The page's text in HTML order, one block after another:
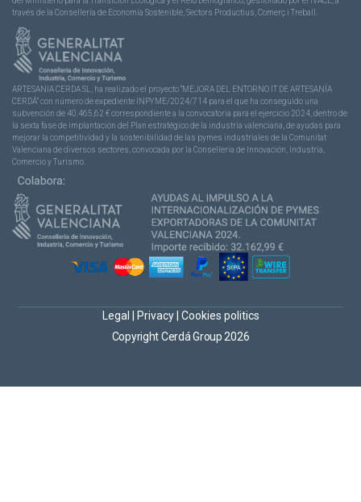
través de la Consellería de Economía Sostenible, Sectors Productius, Comerç i Treball.
ARTESANIA CERDA SL, ha realizado el proyecto “MEJORA DEL ENTORNO IT DE ARTESANÍA
CERDÁ” con número de expediente INPYME/2024/714 para el que ha conseguido una
subvención de 40.465,62 € correspondiente a la convocatoria para el ejercicio 2024, dentro de
la sexta fase de implantación del Plan estratégico de la industria valenciana, de ayudas para
mejorar la competitividad y la sostenibilidad de las pymes industriales de la Comunitat
Valenciana de diversos sectores, convocada por la Conselleria de Innovación, Industria,
Comercio y Turismo.
Copyright Cerdá Group 2026
Legal Privacy Cookies politics